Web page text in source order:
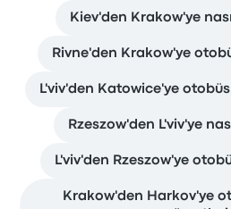
Kiev'den Krakow'ye
Rivne'den Krakow'ye
L'viv'den Katowice'ye
Rzeszow'den L'viv'ye
L'viv'den Rzeszow'ye
Krakow'den Harkov'ye